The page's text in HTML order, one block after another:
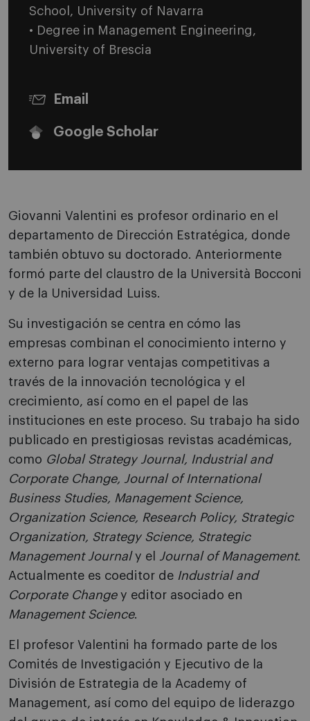
School, University of Navarra
• Degree in Management Engineering,
University of Brescia
Email
Google Scholar
Giovanni Valentini es profesor ordinario en el
departamento de Dirección Estratégica, donde
también obtuvo su doctorado. Anteriormente
formó parte del claustro de la Università Bocconi
y de la Universidad Luiss.
Su investigación se centra en cómo las
empresas combinan el conocimiento interno y
externo para lograr ventajas competitivas a
través de la innovación tecnológica y el
crecimiento, así como en el papel de las
instituciones en este proceso. Su trabajo ha sido
publicado en prestigiosas revistas académicas,
como Global Strategy Journal, Industrial and
Corporate Change, Journal of International
Business Studies, Management Science,
Organization Science, Research Policy, Strategic
Organization, Strategy Science, Strategic
Management Journaly el Journal of Management.
Actualmente es coeditor de Industrial and
Corporate Changey editor asociado en
Management Science.
El profesor Valentini ha formado parte de los
Comités de Investigación y Ejecutivo de la
División de Estrategia de la Academy of
Management, así como del equipo de liderazgo